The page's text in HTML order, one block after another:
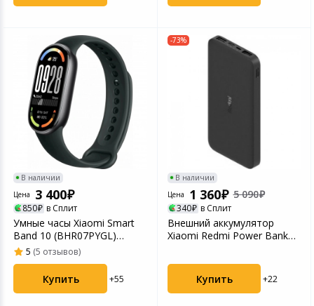
В наличии
Цена
3 400
850 в Сплит
Умные часы Xiaomi Smart
Band 10 (BHR07PYGL)
Midnight Black
5 (5 отзывов)
Купить +55
-73%
В наличии
Цена
1 360 5 090
340 в Сплит
Внешний аккумулятор
Xiaomi Redmi Power Bank
Купить +22